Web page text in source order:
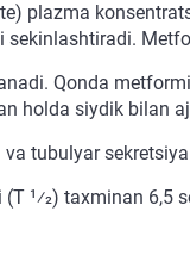
plazma
sekinlashtiradi.
Qonda
holda siydik bilan
tubulyar
1⁄2) taxminan 6,5